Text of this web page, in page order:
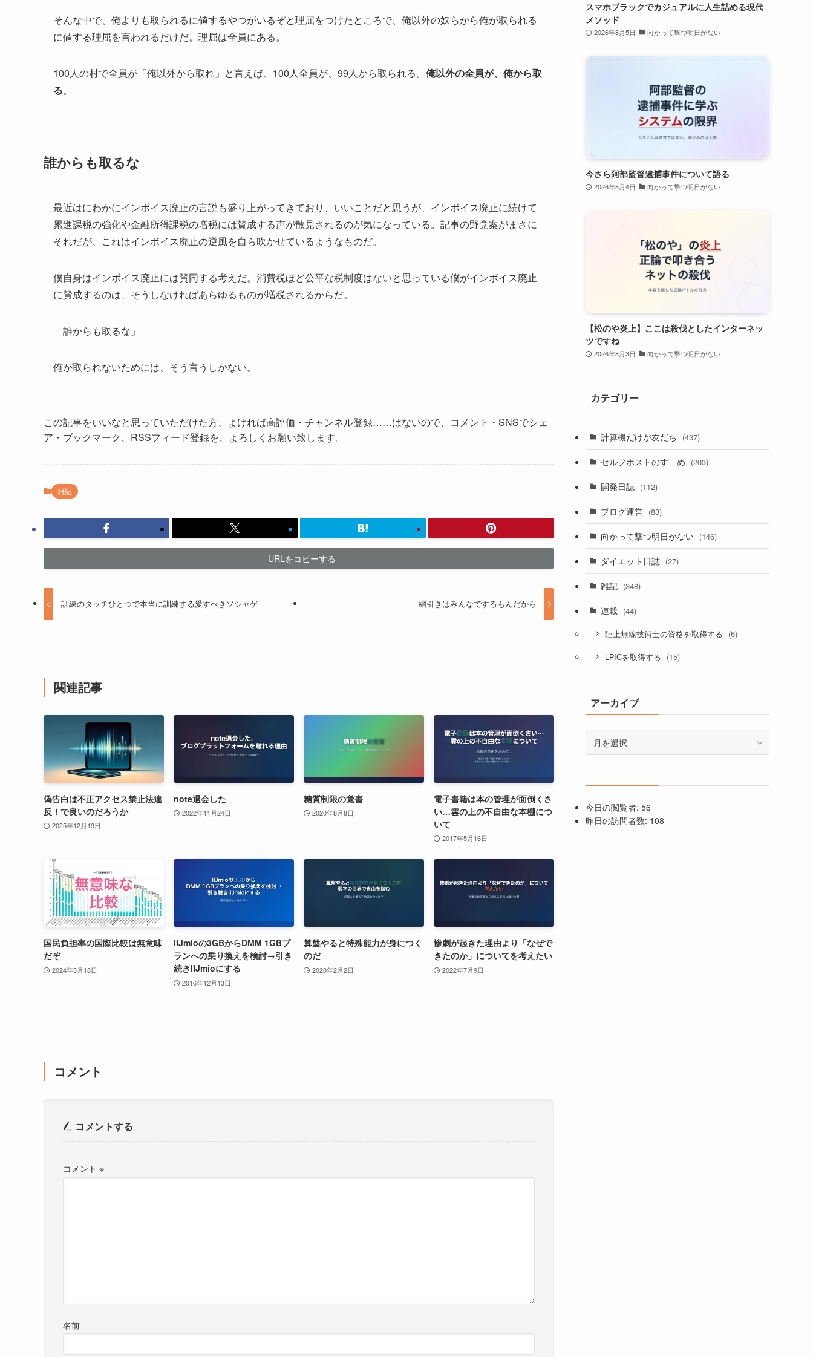
そんな中で、俺よりも取られるに値するやつがいるぞと理屈をつけたところで、俺以外の奴らから俺が取られる
に値する理屈を言われるだけだ。理屈は全員にある。
100人の村で全員が「俺以外から取れ」と言えば、100人全員が、 99人から取られる。 俺以外の全員が、俺から取
る。
誰からも取るな
最近はにわかにインボイス廃止の言説も盛り上がってきており、いいことだと思うが、インボイス廃止に続けて
累進課税の強化や金融所得課税の増税には賛成する声が散見されるのが気になっている。記事の野党案がまさに
それだが、これはインボイス廃止の逆風を自ら吹かせているようなものだ。
僕自身はインボイス廃止には賛同する考えだ。 消費税ほど公平な税制度はないと思っている僕がインボイス廃止
に賛成するのは、そうしなければあらゆるものが増税されるからだ。
「誰からも取るな」
俺が取られないためには、そう言うしかない。
この記事をいいなと思っていただけた方、よければ高評価・チャンネル登録……はないので、コメント・SNSでシェ
ア・ブックマーク、RSSフィード登録を、よろしくお願い致します。
雑記
URLをコピーする
訓練のタッチひとつで本当に訓練する愛すべきソシャゲ 綱引きはみんなでするもんだから
関連記事
偽告白は不正アクセス禁止法違
反！で良いのだろうか
2025年12月19日
note退会した
2022年11月24日
糖質制限の覚書
2020年8月8日
電子書籍は本の管理が面倒くさ
い…雲の上の不自由な本棚につ
いて
2017年5月16日
国民負担率の国際比較は無意味
だぞ
2024年3月18日
IIJmioの3GBからDMM 1GBプ
ランへの乗り換えを検討→引き
続きIIJmioにする
2016年12月13日
算盤やると特殊能力が身につく
のだ
2020年2月2日
惨劇が起きた理由より「なぜで
きたのか」についてを考えたい
2022年7月9日
コメント
コメントする
コメント ※
名前
スマホブラックでカジュアルに人生詰める現代
メソッド
2026年8月5日 向かって撃つ明日がない
今さら阿部監督逮捕事件について語る
2026年8月4日 向かって撃つ明日がない
【松のや炎上】ここは殺伐としたインターネッ
ツですね
2026年8月3日 向かって撃つ明日がない
カテゴリー
計算機だけが友だち (437)
セルフホストのすゝめ (203)
開発日誌 (112)
ブログ運営 (83)
向かって撃つ明日がない (146)
ダイエット日誌 (27)
雑記 (348)
連載 (44)
陸上無線技術士の資格を取得する (6)
LPICを取得する (15)
アーカイブ
ブ
今日の閲覧者: 56
昨日の訪問者数: 108